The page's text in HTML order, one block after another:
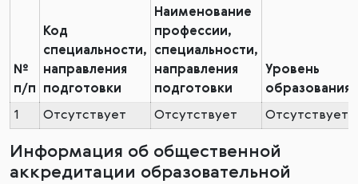
№
п/п
Код
специальности,
направления
подготовки
Наименование
профессии,
специальности,
направления
подготовки
Уровень
образования
1 Отсутствует Отсутствует Отсутствует
Информация об общественной
аккредитации образовательной